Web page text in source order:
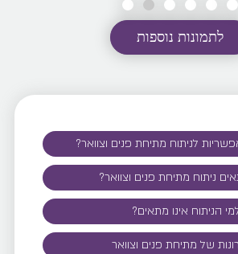
לתמונות נוספות
לניתוח מתיחת פנים וצוואר?
ניתוח מתיחת פנים וצוואר?
הניתוח אינו מתאים?
של מתיחת פנים וצוואר